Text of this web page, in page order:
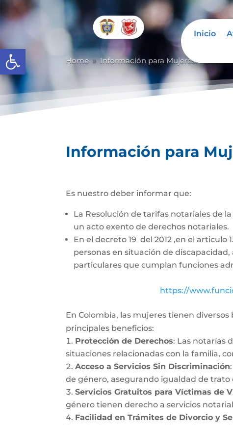
Abrir barra de herramientas
Inicio
Home 9 Información para Mujeres. 9
Información para
Es nuestro deber informar que:
La Resolución de tarifas notariales de
un acto exento de derechos notariales.
En el decreto 19 del 2012 ,en el
personas en situación de
particulares que cumplan funciones
https://
En Colombia, las mujeres tienen
principales beneficios:
Protección de Derechos: Las notarías
situaciones relacionadas con la familia,
Acceso a Servicios Sin Discriminación
de género, asegurando igualdad de
Servicios Gratuitos para Víctimas de
género tienen derecho a servicios
Facilidad en Trámites de Divorcio y